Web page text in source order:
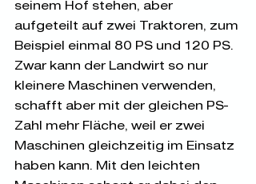
seinem Hof stehen, aber
aufgeteilt auf zwei Traktoren, zum
Beispiel einmal 80 PS und 120 PS.
Zwar kann der Landwirt so nur
kleinere Maschinen verwenden,
schafft aber mit der gleichen PS-
Zahl mehr Fläche, weil er zwei
Maschinen gleichzeitig im Einsatz
haben kann. Mit den leichten